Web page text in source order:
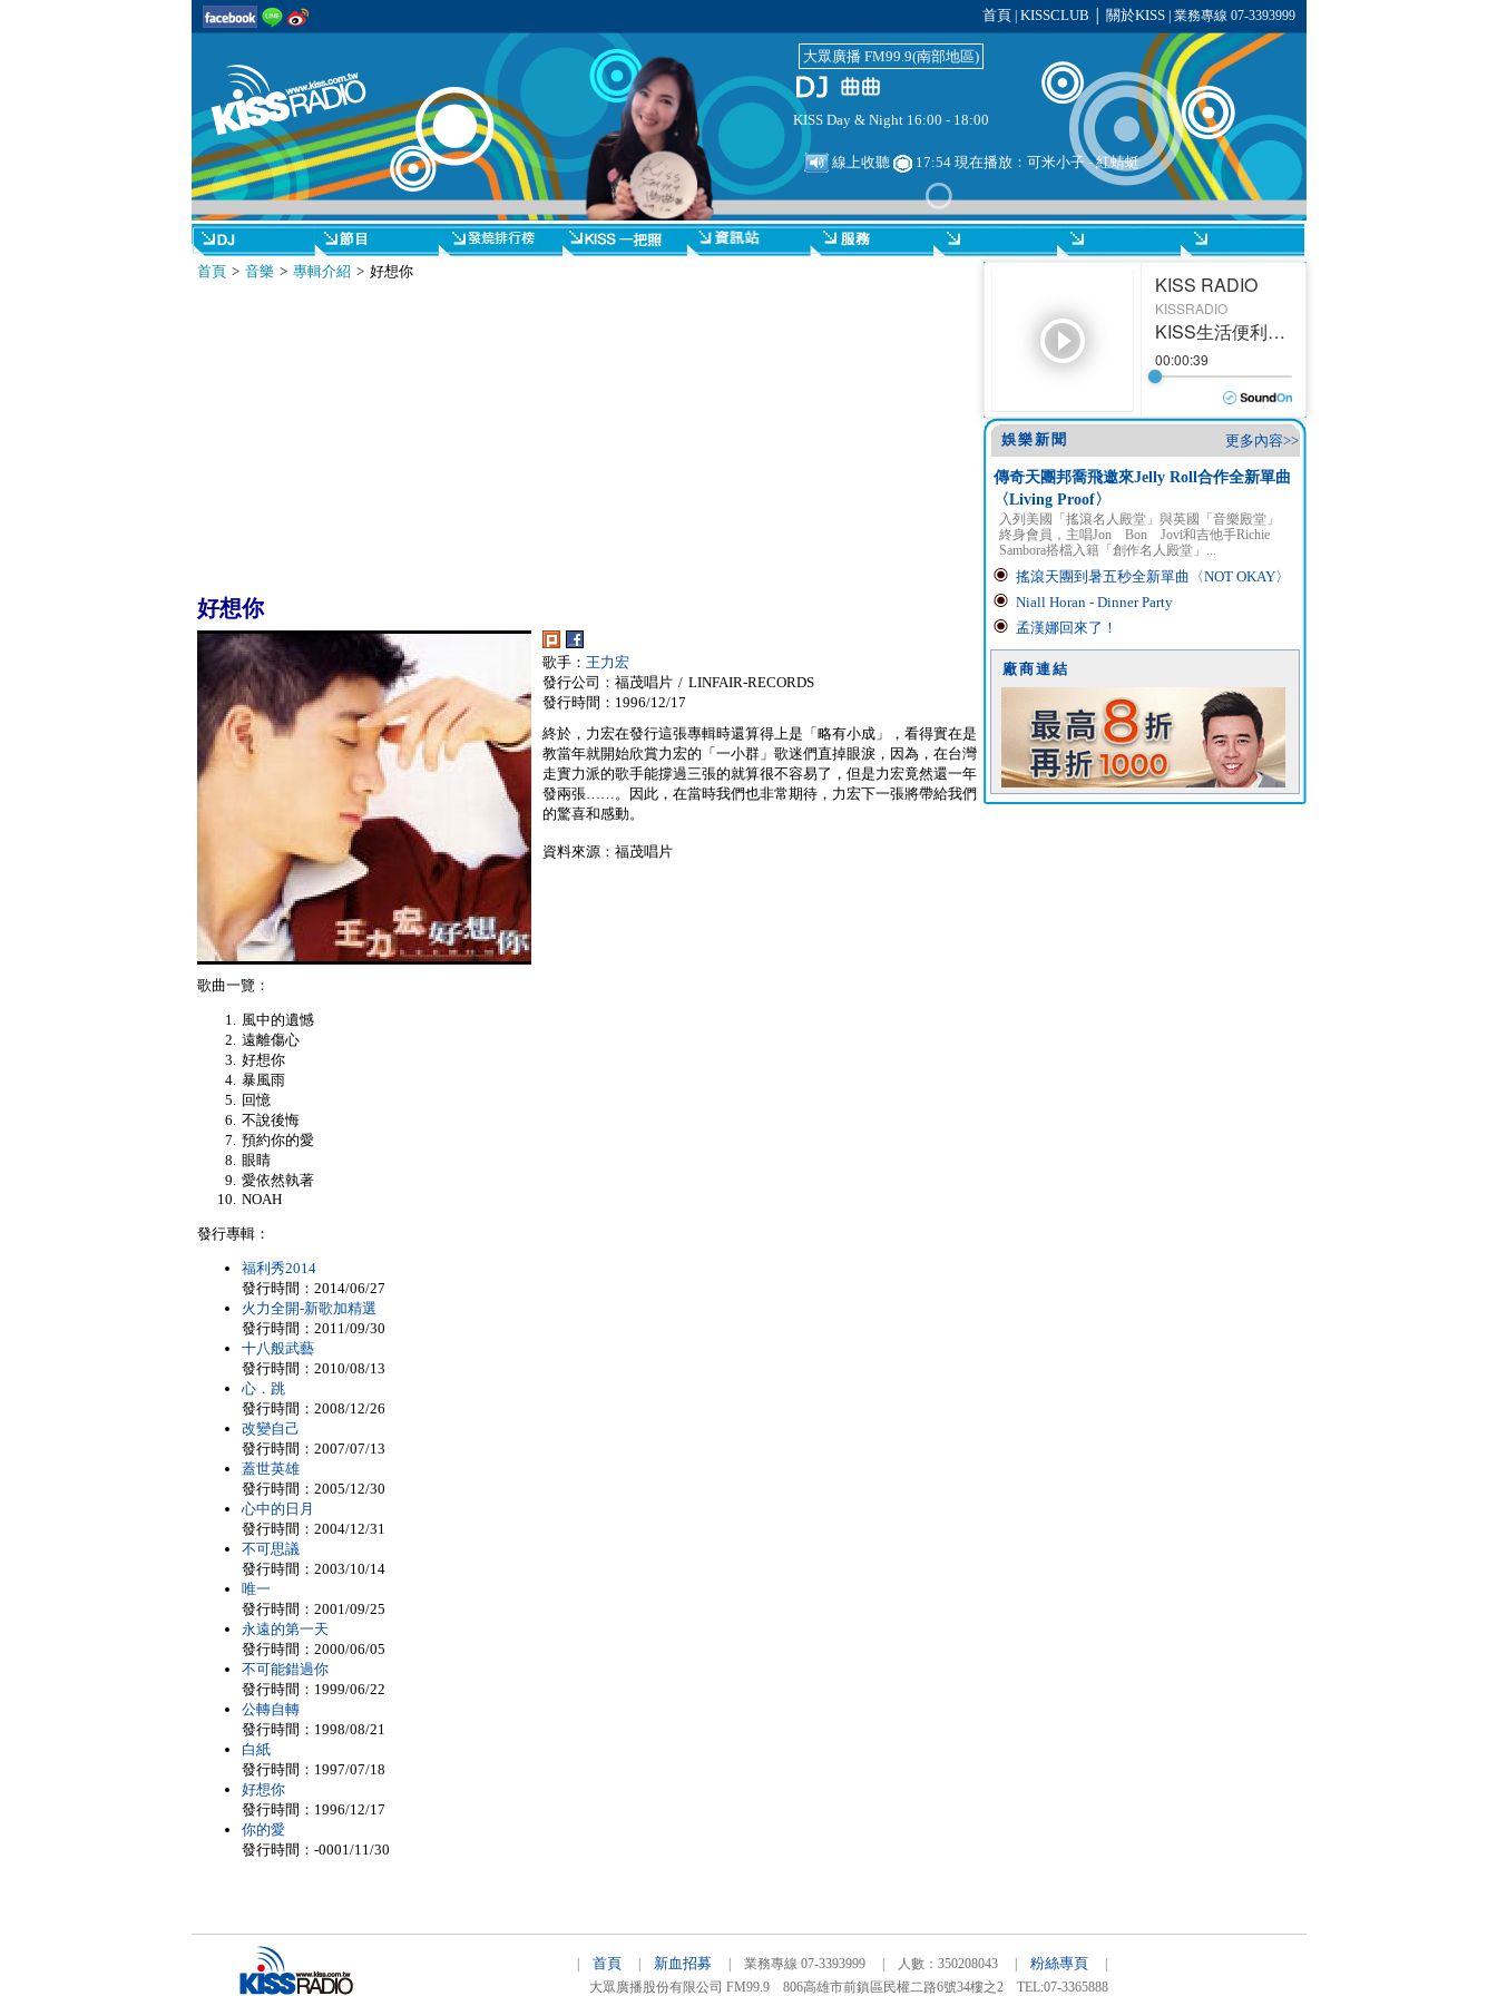
首頁 KISSCLUB 關於KISS| 業務專線 07-3393999
大眾廣播 FM99.9(南部地區)
KISS Day & Night 16:00 - 18:00
線上收聽 17:54 現在播放：可米小子 - 紅蜻蜓
首頁> 音樂> 專輯介紹 > 好想你
好想你
歌手： 王力宏
發行公司：福茂唱片 / LINFAIR-RECORDS
發行時間：1996/12/17
終於，力宏在發行這張專輯時還算得上是「略有小成」，看得實在是
教當年就開始欣賞力宏的「一小群」歌迷們直掉眼淚，因為，在台灣
走實力派的歌手能撐過三張的就算很不容易了，但是力宏竟然還一年
發兩張……。因此，在當時我們也非常期待，力宏下一張將帶給我們
的驚喜和感動。
資料來源：福茂唱片
歌曲一覽：
風中的遺憾
遠離傷心
好想你
暴風雨
回憶
不說後悔
預約你的愛
眼睛
愛依然執著
NOAH
發行專輯：
福利秀2014
發行時間：2014/06/27
火力全開-新歌加精選
發行時間：2011/09/30
十八般武藝
發行時間：2010/08/13
心．跳
發行時間：2008/12/26
改變自己
發行時間：2007/07/13
蓋世英雄
發行時間：2005/12/30
心中的日月
發行時間：2004/12/31
不可思議
發行時間：2003/10/14
唯一
發行時間：2001/09/25
永遠的第一天
發行時間：2000/06/05
不可能錯過你
發行時間：1999/06/22
公轉自轉
發行時間：1998/08/21
白紙
發行時間：1997/07/18
好想你
發行時間：1996/12/17
你的愛
發行時間：-0001/11/30
更多內容>>
娛樂新聞
傳奇天團邦喬飛邀來Jelly Roll合作全新單曲
〈Living Proof〉
入列美國「搖滾名人殿堂」與英國「音樂殿堂」
終身會員，主唱Jon Bon Jovi和吉他手Richie
Sambora搭檔入籍「創作名人殿堂」...
搖滾天團到暑五秒全新單曲〈NOT OKAY〉
Niall Horan - Dinner Party
孟漢娜回來了！
廠商連結
首頁 新血招募 | 業務專線 07-3393999 | 人數：350208043 | 粉絲專頁
大眾廣播股份有限公司 FM99.9 806高雄市前鎮區民權二路6號34樓之2 TEL:07-3365888